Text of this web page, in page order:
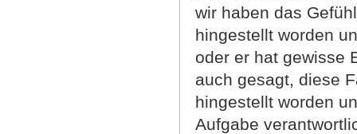
wir haben das
hingestellt worden
oder er hat gewisse
auch gesagt, diese
hingestellt worden
Aufgabe